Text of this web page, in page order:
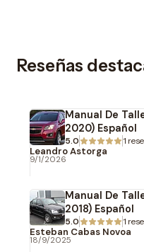
Reseñas
Manual De
2020) Español
5.0 1
Leandro Astorga
9/1/2026
Manual De
2018) Español
5.0 1
Esteban Cabas Novoa
18/9/2025